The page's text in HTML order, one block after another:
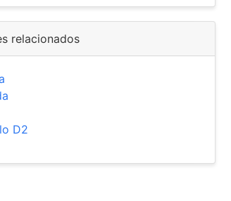
relacionados
D2